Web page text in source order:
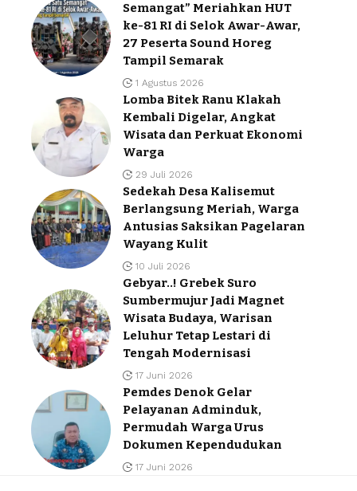
Semangat” Meriahkan HUT
ke-81 RI di Selok Awar-Awar,
27 Peserta Sound Horeg
Tampil Semarak
1 Agustus 2026
Lomba Bitek Ranu Klakah
Kembali Digelar, Angkat
Wisata dan Perkuat Ekonomi
Warga
29 Juli 2026
Sedekah Desa Kalisemut
Berlangsung Meriah, Warga
Antusias Saksikan Pagelaran
Wayang Kulit
10 Juli 2026
Gebyar..! Grebek Suro
Sumbermujur Jadi Magnet
Wisata Budaya, Warisan
Leluhur Tetap Lestari di
Tengah Modernisasi
17 Juni 2026
Pemdes Denok Gelar
Pelayanan Adminduk,
Permudah Warga Urus
Dokumen Kependudukan
17 Juni 2026